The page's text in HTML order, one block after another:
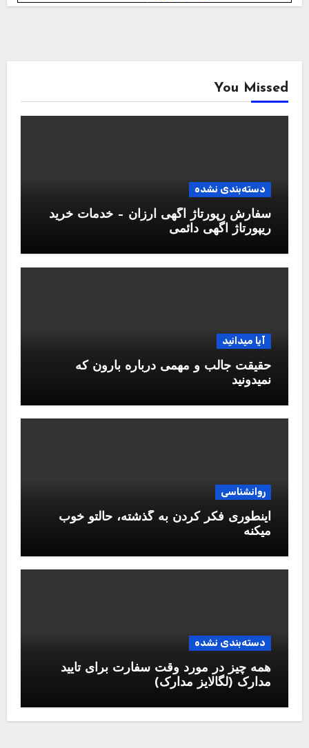
You Missed
دسته‌بندی نشده
سفارش رپورتاژ آگهی ارزان – خدمات خرید
ریپورتاژ اگهی دائمی
آیا میدانید
حقیقت جالب و مهمی درباره بارون که
نمیدونید
روانشناسی
اینطوری فکر کردن به گذشته، حالتو خوب
میکنه
دسته‌بندی نشده
همه چیز در مورد وقت سفارت برای تایید
مدارک (لگالایز مدارک)